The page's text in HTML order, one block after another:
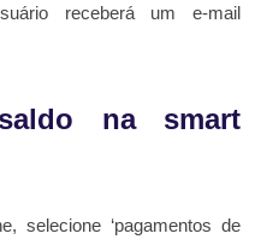
receberá um e-mail
na smart
selecione ‘pagamentos de